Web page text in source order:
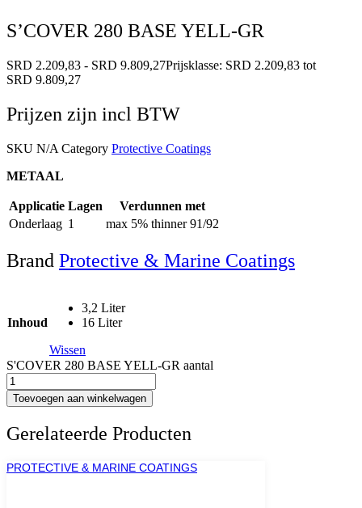
S’COVER 280 BASE YELL-GR
SRD 2.209,83 - SRD 9.809,27Prijsklasse: SRD 2.209,83 tot
SRD 9.809,27
Prijzen zijn incl BTW
SKU N/A Category Protective Coatings
METAAL
Applicatie Lagen
Verdunnen met
Onderlaag 1 max 5% thinner 91/92
Brand Protective & Marine Coatings
Inhoud
3,2 Liter
16 Liter
Wissen
S'COVER 280 BASE YELL-GR aantal
Toevoegen aan winkelwagen
Gerelateerde Producten
PROTECTIVE & MARINE COATINGS